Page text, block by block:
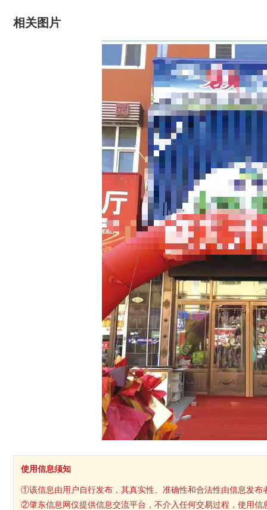
相关图片
使用信息须知
①该信息由用户自行发布，其真实性、准确性和合法性由信息发布
②肇东信息网仅提供信息交流平台，不介入任何交易过程，使用信